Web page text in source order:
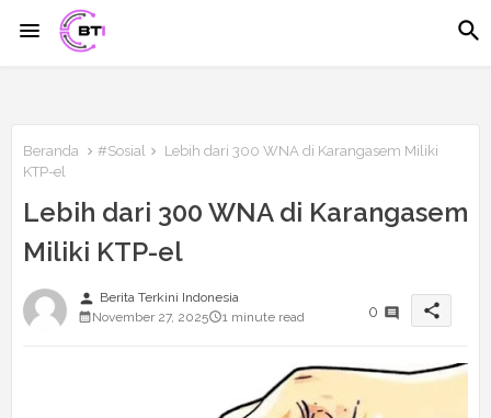
Beranda #Sosial
Lebih dari 300 WNA di Karangasem Miliki
KTP-el
Lebih dari 300 WNA di Karangasem
Miliki KTP-el
person Berita Terkini Indonesia
November 27, 2025
1 minute read 0 share